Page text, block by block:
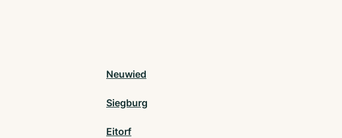
Neuwied
Siegburg
Eitorf